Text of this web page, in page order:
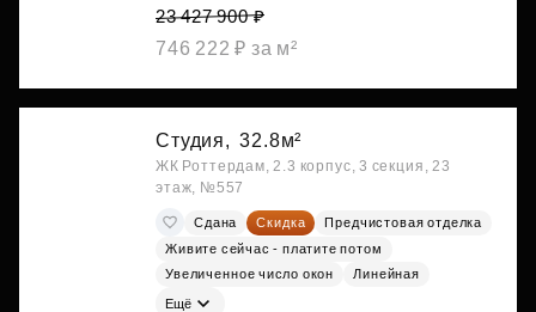
23 427 900 ₽
746 222 ₽ за м²
Студия, 32.8м²
ЖК Роттердам, 2.3 корпус, 3 секция, 23
этаж, №557
Сдана Скидка
Предчистовая отделка
Живите сейчас - платите потом
Увеличенное число окон
Линейная
Ещё